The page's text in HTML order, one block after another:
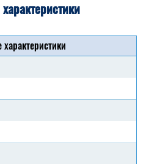
характеристики